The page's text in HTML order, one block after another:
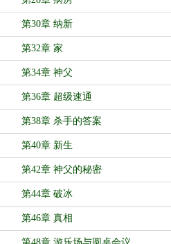
第30章 纳新
第32章 家
第34章 神父
第36章 超级速通
第38章 杀手的答案
第40章 新生
第42章 神父的秘密
第44章 破冰
第46章 真相